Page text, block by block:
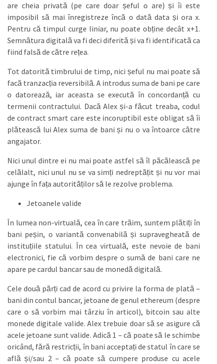
are cheia privată (pe care doar șeful o are) și îi este
imposibil să mai înregistreze încă o dată data și ora x.
Pentru că timpul curge liniar, nu poate obține decât x+1.
Semnătura digitală va fi deci diferită și va fi identificată ca
fiind falsă de către rețea.
Tot datorită timbrului de timp, nici șeful nu mai poate să
facă tranzacția reversibilă. A introdus suma de bani pe care
o datorează, iar aceasta se execută în concordanță cu
termenii contractului. Dacă Alex și-a făcut treaba, codul
de contract smart care este incoruptibil este obligat să îi
plătească lui Alex suma de bani și nu o va întoarce către
angajator.
Nici unul dintre ei nu mai poate astfel să îl păcălească pe
celălalt, nici unul nu se va simți nedreptățit și nu vor mai
ajunge în fața autorităților să le rezolve problema.
Jetoanele valide
În lumea non-virtuală, cea în care trăim, suntem plătiți în
bani peșin, o variantă convenabilă și supravegheată de
instituțiile statului. În cea virtuală, este nevoie de bani
electronici, fie că vorbim despre o sumă de bani care ne
apare pe cardul bancar sau de monedă digitală.
Cele două părți cad de acord cu privire la forma de plată –
bani din contul bancar, jetoane de genul ethereum (despre
care o să vorbim mai târziu în articol), bitcoin sau alte
monede digitale valide. Alex trebuie doar să se asigure că
acele jetoane sunt valide. Adică 1 – că poate să le schimbe
oricând, fără restricții, în bani acceptați de statul în care se
află și/sau 2 – că poate să cumpere produse cu acele